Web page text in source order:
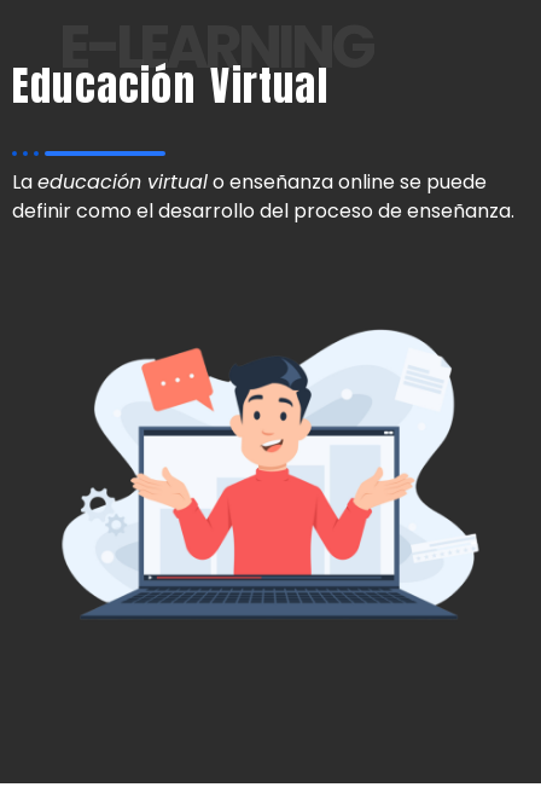
E-LEARNING
Educación Virtual
Laeducación virtualo enseñanza online se puede
definir como el desarrollo del proceso de enseñanza.